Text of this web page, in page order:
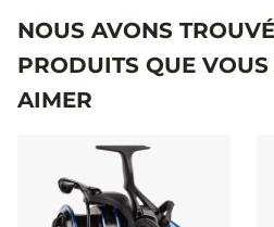
NOUS AVONS
PRODUITS QUE
AIMER